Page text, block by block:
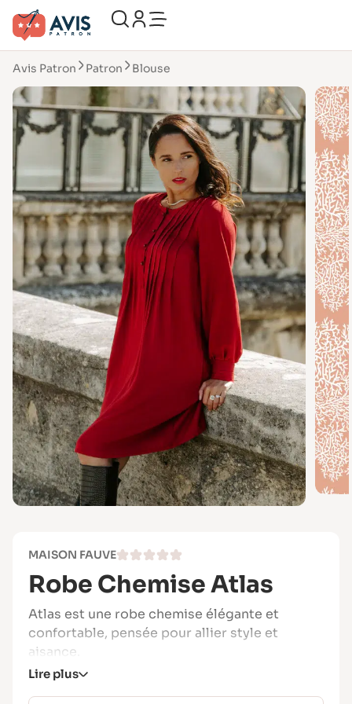
Avis Patron Patron Blouse
MAISON FAUVE
Robe Chemise Atlas
Atlas est une robe chemise élégante et
confortable, pensée pour allier style et
aisance.
Son devant est structuré par un jeu de plis
raffinés, dynamisé par une patte de
Lire plus